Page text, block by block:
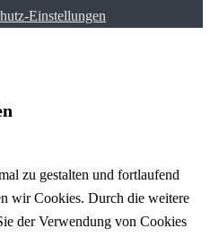
Einstellungen
zu gestalten und fortlaufend
wir Cookies. Durch die weitere
der Verwendung von Cookies